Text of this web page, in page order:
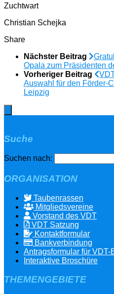
Zuchtwart
Christian Schejka
Share
Nächster Beitrag
Opala zum Präsidenten
Vorheriger Beitrag
Auswahl für den Förder-
Leipzig
Suche
Suchen nach:
ORGANISATION
Taubenrassen
Mitgliedsvereine
Vorstand des VDT
VDT Satzung
Kontaktformular
Bankverbindung
Antragsformular für VDT-
Interaktive Broschüre
THEMENGEBIETE